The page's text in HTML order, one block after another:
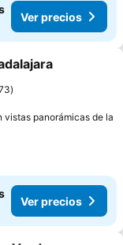
Ver precios
vistas panorámicas de la
Ver precios